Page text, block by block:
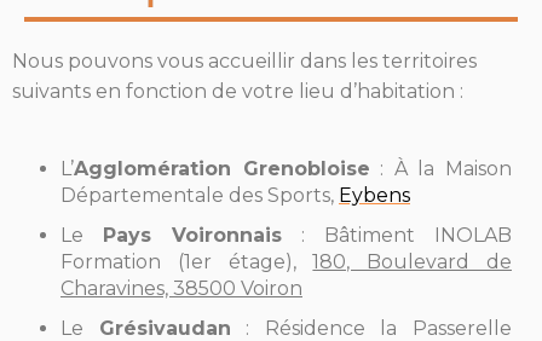
Nous pouvons vous accueillir dans les territoires
suivants en fonction de votre lieu d’habitation :
L’Agglomération Grenobloise : À la Maison
Départementale des Sports, Eybens
Le Pays Voironnais : Bâtiment INOLAB
Formation (1er étage),180, Boulevard de
Charavines, 38500 Voiron
Le Grésivaudan : Résidence la Passerelle